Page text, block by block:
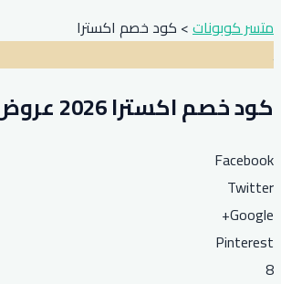
متسر كوبونات> كود خصم اكسترا
كود خصم اكسترا 2026 عروض eXtra بخصم يصل إلى 50% على الأجهزة
Facebook
Twitter
Google+
Pinterest
8